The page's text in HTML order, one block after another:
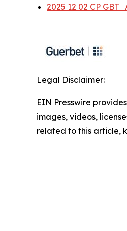
2025 12 02 CP
Legal Disclaimer:
EIN Presswire
images, videos,
related to this article,